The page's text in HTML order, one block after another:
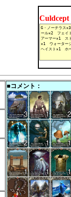
Culdcept
■コメント：